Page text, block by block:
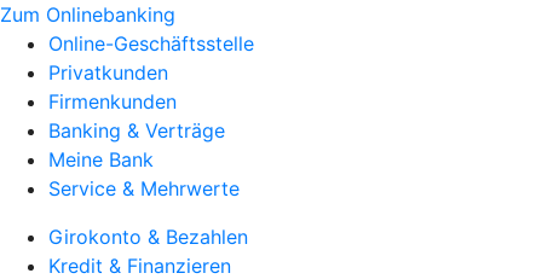
Zum Onlinebanking
Online-Geschäftsstelle
Privatkunden
Firmenkunden
Banking & Verträge
Meine Bank
Service & Mehrwerte
Girokonto & Bezahlen
Kredit & Finanzieren